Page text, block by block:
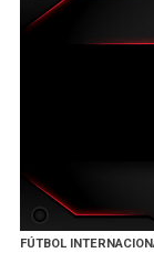
FÚTBOL